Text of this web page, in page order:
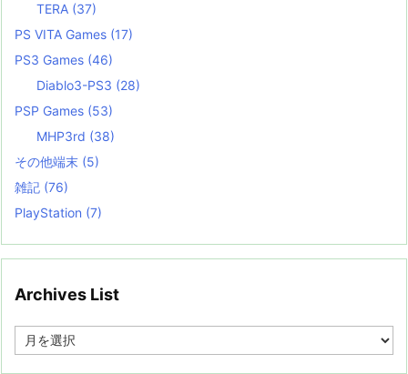
TERA (37)
PS VITA Games (17)
PS3 Games (46)
Diablo3-PS3 (28)
PSP Games (53)
MHP3rd (38)
その他端末 (5)
雑記 (76)
PlayStation (7)
Archives List